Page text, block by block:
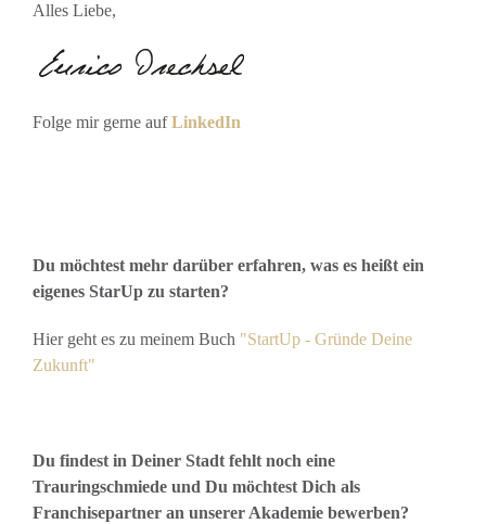
Alles Liebe,
Folge mir gerne aufLinkedIn
Du möchtest mehr darüber erfahren, was es heißt ein
eigenes StarUp zu starten?
Hier geht es zu meinem Buch "StartUp - Gründe Deine
Zukunft"
Du findest in Deiner Stadt fehlt noch eine
Trauringschmiede und Du möchtest Dich als
Franchisepartner an unserer Akademie bewerben?